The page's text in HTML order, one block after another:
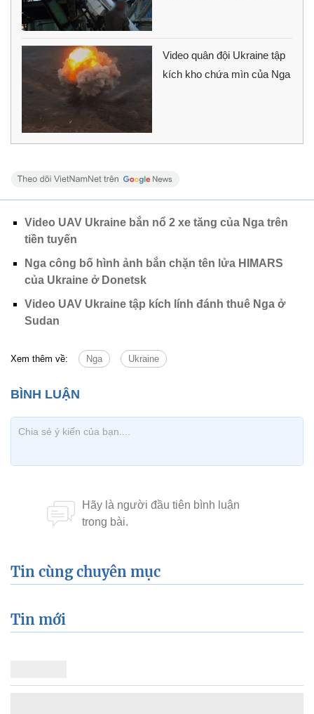
Video quân đội Ukraine tập
kích kho chứa mìn của Nga
Video UAV Ukraine bắn nổ 2 xe tăng của Nga trên
tiền tuyến
Nga công bố hình ảnh bắn chặn tên lửa HIMARS
của Ukraine ở Donetsk
Video UAV Ukraine tập kích lính đánh thuê Nga ở
Sudan
Xem thêm về: Nga Ukraine
Tin cùng chuyên mục
Tin mới